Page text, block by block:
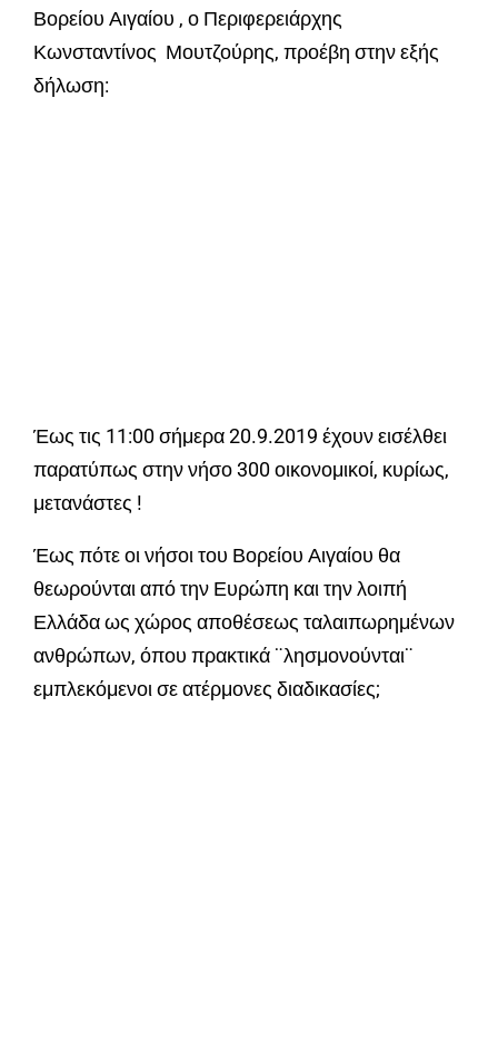
Βορείου Αιγαίου , ο Περιφερειάρχης
Κωνσταντίνος Μουτζούρης, προέβη στην εξής
δήλωση:
Έως τις 11:00 σήμερα 20.9.2019 έχουν εισέλθει
παρατύπως στην νήσο 300 οικονομικοί, κυρίως,
μετανάστες !
Έως πότε οι νήσοι του Βορείου Αιγαίου θα
θεωρούνται από την Ευρώπη και την λοιπή
Ελλάδα ως χώρος αποθέσεως ταλαιπωρημένων
ανθρώπων, όπου πρακτικά ¨λησμονούνται¨
εμπλεκόμενοι σε ατέρμονες διαδικασίες;